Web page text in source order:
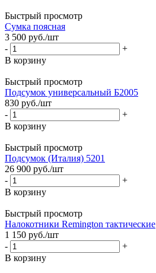
Быстрый просмотр
Сумка поясная
3 500 руб./шт
-
+
В корзину
Быстрый просмотр
Подсумок универсальный Б2005
830 руб./шт
-
+
В корзину
Быстрый просмотр
Подсумок (Италия) 5201
26 900 руб./шт
-
+
В корзину
Быстрый просмотр
Налокотники Remington тактические
1 150 руб./шт
-
+
В корзину